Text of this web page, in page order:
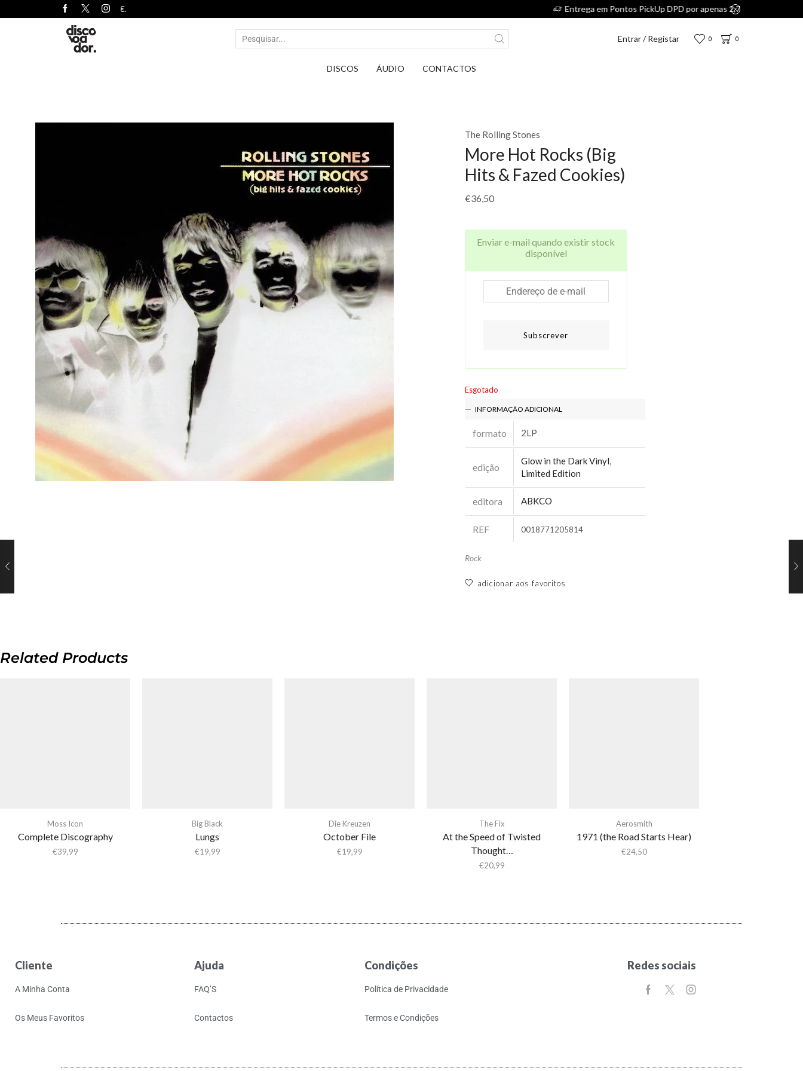
Entrar / Registar 0 0
DISCOS ÁUDIO CONTACTOS
The Rolling Stones
More Hot Rocks (Big
Hits & Fazed Cookies)
€36,50
Enviar e-mail quando existir stock
disponível
Subscrever
Esgotado
INFORMAÇÃO ADICIONAL
formato 2LP
edição
Glow in the Dark Vinyl,
Limited Edition
editora ABKCO
REF 0018771205814
Rock
adicionar aos favoritos
Related Products
Moss Icon
Complete Discography
€39,99
Big Black
Lungs
€19,99
Die Kreuzen
October File
€19,99
The Fix
At the Speed of Twisted
Thought…
€20,99
Aerosmith
1971 (the Road Starts Hear)
€24,50
Cliente
A Minha Conta
Os Meus Favoritos
Ajuda
FAQ’S
Contactos
Condições
Política de Privacidade
Termos e Condições
Redes sociais